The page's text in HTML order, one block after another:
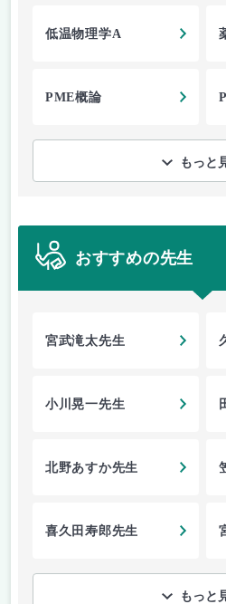
低温物理学A
PME概論
もっと
おすすめの先生
宮武滝太先生
小川晃一先生
北野あすか先生
喜久田寿郎先生
もっと